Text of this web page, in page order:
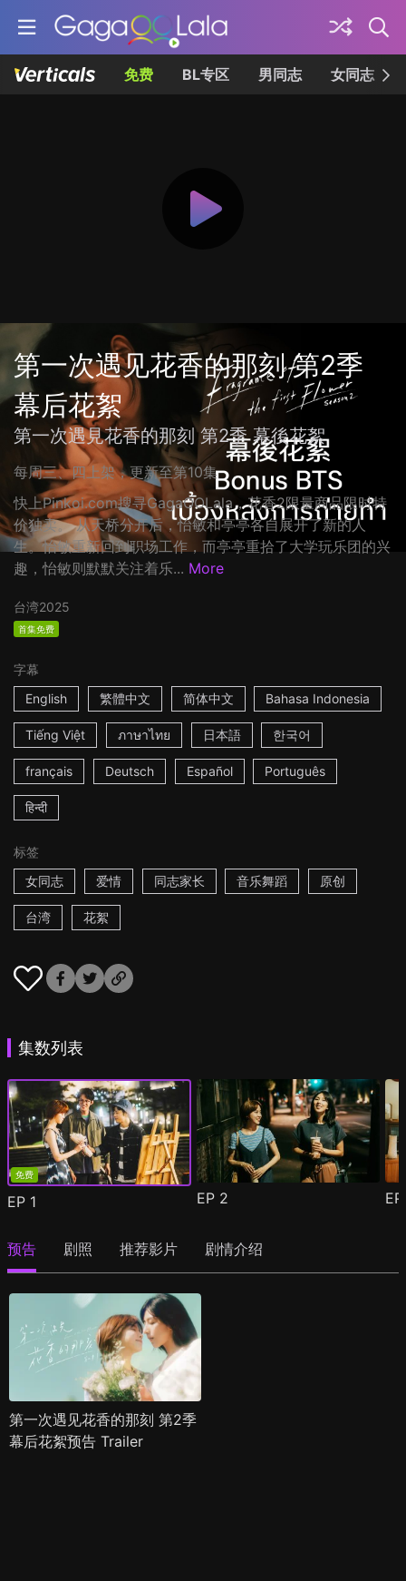
免费 BL专区 男同志 女同志
第一次遇见花香的那刻 第2季
幕后花絮
第一次遇見花香的那刻 第2季 幕後花絮
每周三、四上架，更新至第10集
快上Pinkoi.com搜寻GagaOOLala，花香2限量商品限时特
价独卖。 从天桥分开后，怡敏和亭亭各自展开了新的人
生。怡敏重新回到职场工作，而亭亭重拾了大学玩乐团的兴
趣，怡敏则默默关注着乐... More
台湾2025
首集免费
字幕
English
繁體中文 简体中文 Bahasa Indonesia
Tiếng Việt ภาษาไทย 日本語 한국어
français Deutsch Español Português
हिन्दी
标签
女同志
爱情 同志家长 音乐舞蹈 原创
台湾 花絮
集数列表
免费
EP 1 EP 2
预告 剧照 推荐影片 剧情介绍
第一次遇见花香的那刻 第2季
幕后花絮预告 Trailer